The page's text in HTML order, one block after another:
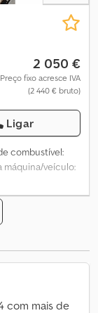
2 050 €
Preço fixo acresce IVA
(2 440 € bruto)
Ligar
combustível:
máquina/veículo:
Ajyzm Rleqtsrf
do pé
700 - Força de
4 tempos -
com mais de